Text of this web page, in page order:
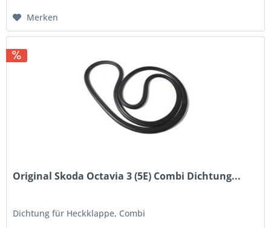
Merken
Original Skoda Octavia 3 (5E) Combi Dichtung...
Dichtung für Heckklappe, Combi